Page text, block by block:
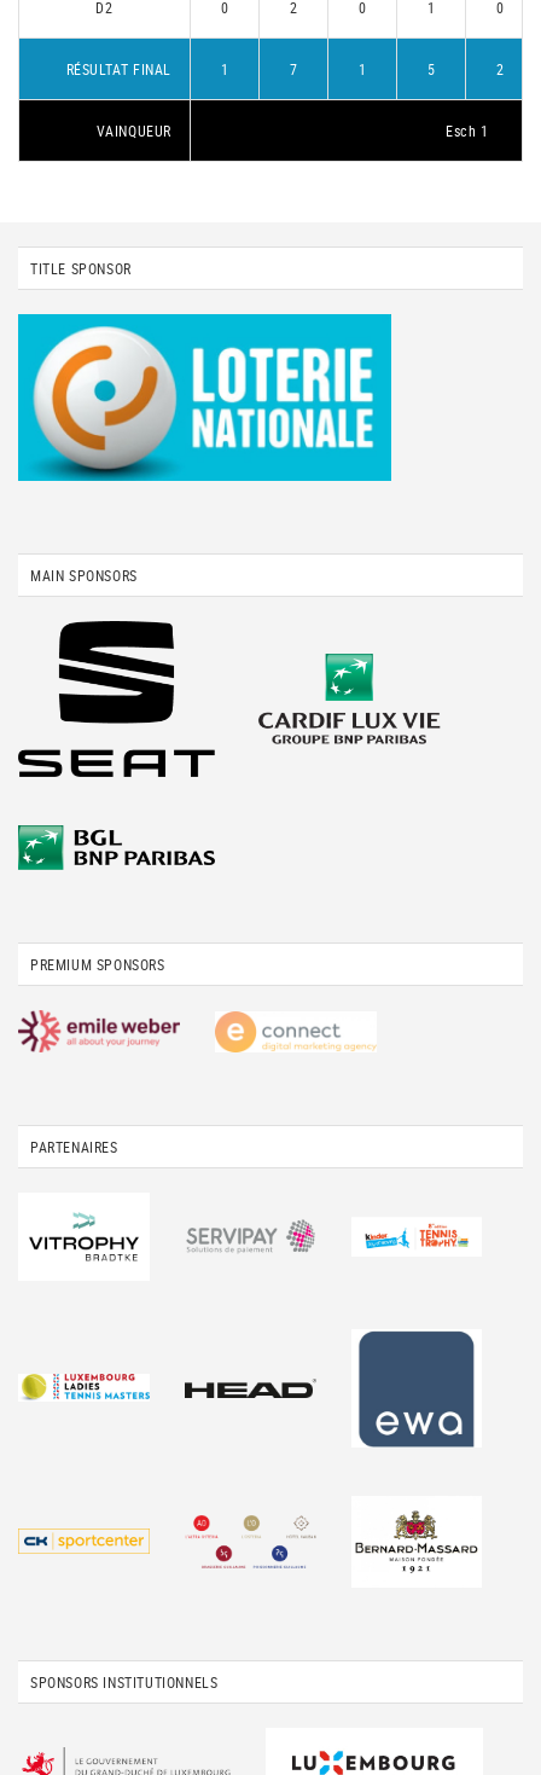
D2 0 2 0 1 0
RÉSULTAT FINAL 1 7 1 5 2
VAINQUEUR Esch 1
TITLE SPONSOR
MAIN SPONSORS
PREMIUM SPONSORS
PARTENAIRES
SPONSORS INSTITUTIONNELS